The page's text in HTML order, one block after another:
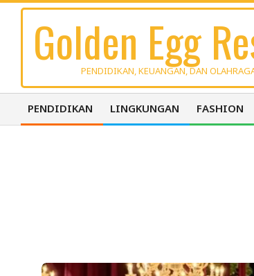
Skip
contentGolden Egg
PENDIDIKAN, KEUANGAN, DAN
Primary
PENDIDIKAN LINGKUNGAN FASHION